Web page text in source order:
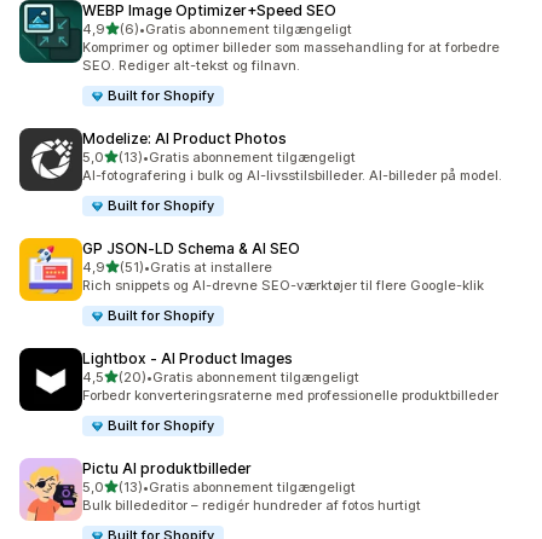
WEBP Image Optimizer+Speed SEO
4,9ud af 5 stjerner
(6)
6 anmeldelser i alt
•Gratis abonnement tilgængeligt
Komprimer og optimer billeder som massehandling for at forbedre
SEO. Rediger alt-tekst og filnavn.
Built for Shopify
Modelize: AI Product Photos
5,0ud af 5 stjerner
(13)
13 anmeldelser i alt
•Gratis abonnement tilgængeligt
AI-fotografering i bulk og AI-livsstilsbilleder. AI-billeder på model.
Built for Shopify
GP JSON‑LD Schema & AI SEO
4,9ud af 5 stjerner
(51)
51 anmeldelser i alt
•Gratis at installere
Rich snippets og AI-drevne SEO-værktøjer til flere Google-klik
Built for Shopify
Lightbox ‑ AI Product Images
4,5ud af 5 stjerner
(20)
20 anmeldelser i alt
•Gratis abonnement tilgængeligt
Forbedr konverteringsraterne med professionelle produktbilleder
Built for Shopify
Pictu AI produktbilleder
5,0ud af 5 stjerner
(13)
13 anmeldelser i alt
•Gratis abonnement tilgængeligt
Bulk billededitor – redigér hundreder af fotos hurtigt